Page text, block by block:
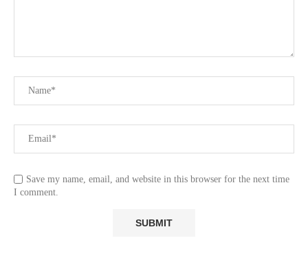
Save my name, email, and website in this browser for the next time
I comment.